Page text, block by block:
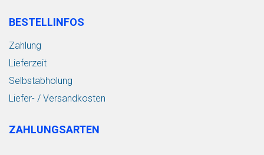
BESTELLINFOS
Zahlung
Lieferzeit
Selbstabholung
Liefer- / Versandkosten
ZAHLUNGSARTEN